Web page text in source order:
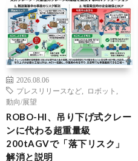
2026.08.06
プレスリリースなど
ロボット
動向/展望
ROBO-HI、吊り下げ式クレー
ンに代わる超重量級
200tAGVで「落下リスク」
解消と説明